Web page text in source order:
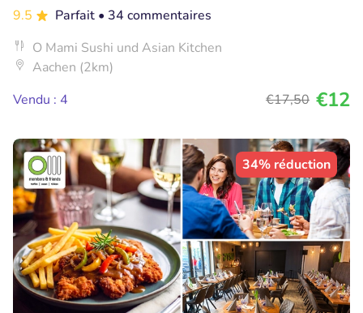
9.5
Parfait • 34 commentaires
O Mami Sushi und Asian Kitchen
Aachen (2km)
Vendu : 4
€17,50 €12
34% réduction